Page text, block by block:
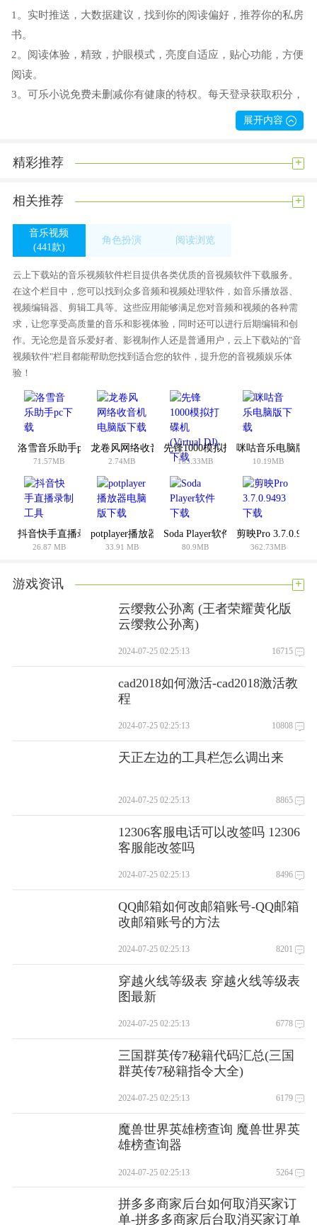
1。实时推送，大数据建议，找到你的阅读偏好，推荐你的私房
书。
2。阅读体验，精致，护眼模式，亮度自适应，贴心功能，方便
阅读。
3。可乐小说免费未删减你有健康的特权。每天登录获取积分，
4。内容涉及面广，有网络小说、经典、畅销书、漫画等庞大资
源。
1。边看边记笔记，丰富自己的知识。书会即时更新，与作者同
步，读起来更过瘾。
2、可乐小说免费未删减是强大的阅读器，不同的翻页模式，夜
3。书店里所有小说都是免费阅读的。支持在线阅读和离线下
载，一切免费。
4。每天登录，获得积分。签的越多，得到的就越多。你不会在
读书上花钱。
可乐小说免费未删减分数
你可以轻松在线阅读各类书籍小说，热门榜单会实时更新。不
用担心没有更多的书看。个人设置可以根据自己的阅读习惯进
行定制，习惯阅读小说的用户可以快速下载。
内容丰富度:96%
用户好评:91%
你怎么想呢?我觉得这个手机软件很好用。请分享给你的朋友:
展开内容
精彩推荐 +
相关推荐 +
音乐视频
(441款)
角色扮演
阅读浏览
云上下载站的音乐视频软件栏目提供各类优质的音视频软件下载服务。
在这个栏目中，您可以找到众多音频和视频处理软件，如音乐播放器、
视频编辑器、剪辑工具等。这些应用能够满足您对音频和视频的各种需
求，让您享受高质量的音乐和影视体验，同时还可以进行后期编辑和创
作。无论您是音乐爱好者、影视制作人还是普通用户，云上下载站的"音
视频软件"栏目都能帮助您找到适合您的软件，提升您的音视频娱乐体
验！
洛雪音乐助手pc下载
71.57MB
龙卷风网络收音机电脑版下载
2.74MB
先锋1000模拟打碟机(Virtual DJ)下
185.33MB
咪咕音乐电脑版
10.19MB
抖音快手直播录制工具
26.87 MB
potplayer播放器电脑版下载
33.91 MB
Soda Player软件下载
80.9MB
剪映Pro
362.73MB
游戏资讯 +
云缨救公孙离 (王者荣耀黄化版
云缨救公孙离)
2024-07-25 02:25:13 16715
cad2018如何激活-cad2018激活教
程
2024-07-25 02:25:13 10808
天正左边的工具栏怎么调出来
2024-07-25 02:25:13 8865
12306客服电话可以改签吗 12306
客服能改签吗
2024-07-25 02:25:13 8496
QQ邮箱如何改邮箱账号-QQ邮箱
改邮箱账号的方法
2024-07-25 02:25:13 8201
穿越火线等级表 穿越火线等级表
图最新
2024-07-25 02:25:13 6778
三国群英传7秘籍代码汇总(三国
群英传7秘籍指令大全)
2024-07-25 02:25:13 6179
魔兽世界英雄榜查询 魔兽世界英
雄榜查询器
2024-07-25 02:25:13 5264
拼多多商家后台如何取消买家订
单-拼多多商家后台取消买家订单